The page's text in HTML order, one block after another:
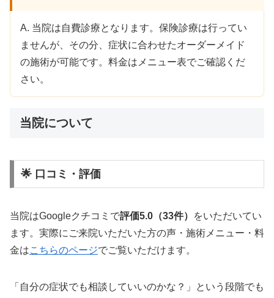
A. 当院は自費診療となります。保険診療は行ってい
ませんが、その分、症状に合わせたオーダーメイド
の施術が可能です。料金はメニュー表でご確認くだ
さい。
当院について
🌟 口コミ・評価
当院はGoogleクチコミで評価5.0（33件）
をいただいてい
ます。実際にご来院いただいた方の声・施術メニュー・料
金はこちらのページでご覧いただけます。
「自分の症状でも相談していいのかな？」という段階でも